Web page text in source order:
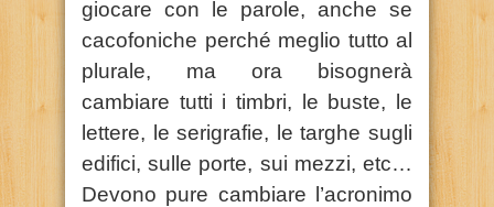
giocare con le parole, anche se
cacofoniche perché meglio tutto al
plurale, ma ora bisognerà
cambiare tutti i timbri, le buste, le
lettere, le serigrafie, le targhe sugli
edifici, sulle porte, sui mezzi, etc…
Devono pure cambiare l’acronimo